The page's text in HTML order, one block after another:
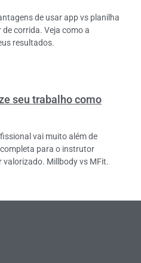
de usar app vs planilha
corrida. Veja como a
resultados.
seu trabalho como
vai muito além de
para o instrutor
valorizado. Millbody vs MFit.